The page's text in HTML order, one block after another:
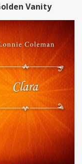
Vanity